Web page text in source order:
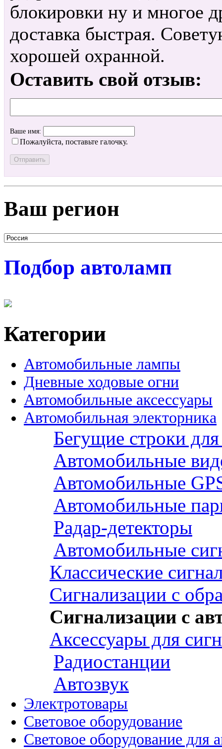
блокировки ну и многое
доставка быстрая.
хорошей охранной.
Оставить свой отзыв:
Ваше имя:
Пожалуйста, поставьте галочку.
Ваш регион
Подбор автоламп
Категории
Автомобильные лампы
Дневные ходовые огни
Автомобильные аксессуары
Автомобильная электорника
Бегущие строки
Автомобильные
Автомобильные
Автомобильные
Радар-детекторы
Автомобильные
Классические
Сигнализации с
Сигнализации с
Аксессуары для
Радиостанции
Автозвук
Электротовары
Световое оборудование
Световое оборудование для